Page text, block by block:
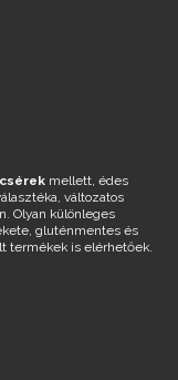
mellett, édes
változatos
Olyan különleges
gluténmentes és
termékek is elérhetőek.